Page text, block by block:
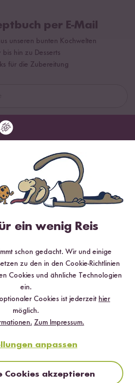
per E-Mail
unseren bunten Kochwelten
hin zu Desserts
für die Zubereitung
sichern
Bio Milch Reis
ein wenig Reis
schon gedacht. Wir und einige
zu den in den Cookie-Richtlinien
Cookies und ähnliche Technologien
ein.
Cookies ist jederzeit hier
möglich.
Zum Impressum.
anpassen
Cookies akzeptieren